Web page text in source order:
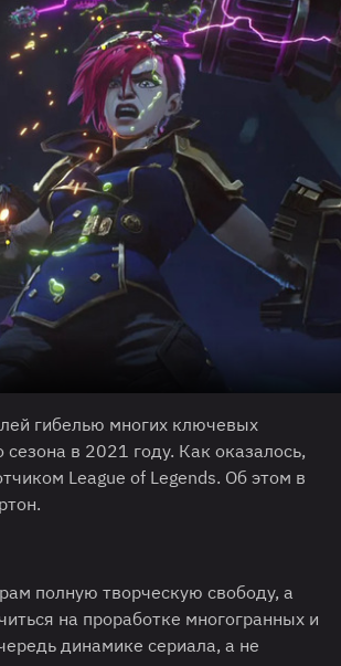
гибелью многих ключевых
в 2021 году. Как оказалось,
League of Legends. Об этом в
полную творческую свободу, а
на проработке многогранных и
динамике сериала, а не